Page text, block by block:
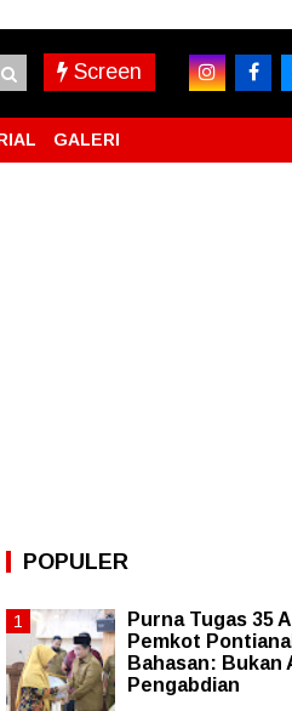
Screen
GALERI
POPULER
Purna Tugas 35
Pemkot
Bahasan: Bukan
Pengabdian